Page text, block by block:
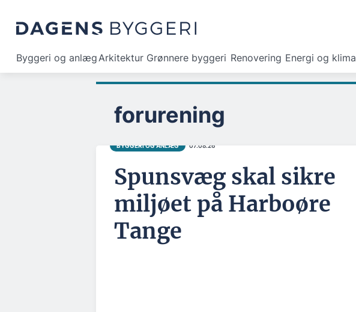
Byggeri og anlægArkitektur Grønnere byggeri Renovering Energi og klima
forurening
BYGGERI OG ANLÆG 07.08.26
Spunsvæg skal sikre
miljøet på Harboøre
Tange